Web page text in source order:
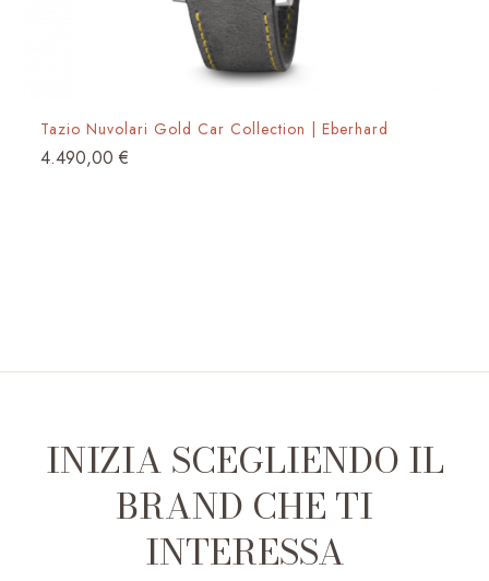
Tazio Nuvolari Gold Car Collection | Eberhard
4.490,00€
INIZIA SCEGLIENDO IL
BRAND CHE TI
INTERESSA